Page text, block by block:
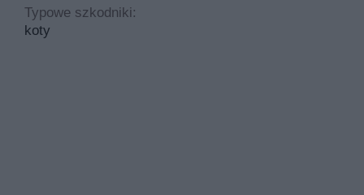
Typowe szkodniki:
koty